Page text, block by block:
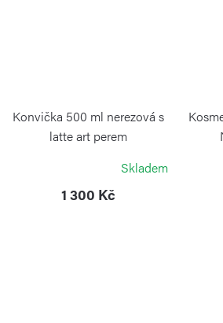
Konvička 500 ml nerezová s
latte art perem
Skladem
1 300 Kč